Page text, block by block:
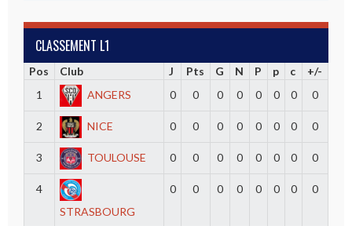
CLASSEMENT L1
Pos Club J Pts G N P p c
+/-
1
ANGERS 0 0 0 0 0 0 0 0
2 NICE 0 0 0 0 0 0 0 0
3 TOULOUSE 0 0 0 0 0 0 0 0
4
STRASBOURG
0 0 0 0 0 0 0 0